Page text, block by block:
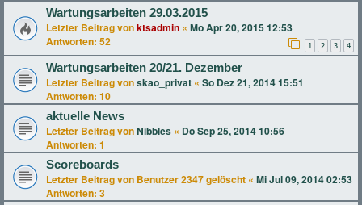
Wartungsarbeiten 29.03.2015
Letzter Beitrag vonktsadmin « Mo Apr 20, 2015 12:53
Antworten: 52 1 2 3 4
Wartungsarbeiten 20/21. Dezember
Letzter Beitrag vonskao_privat « So Dez 21, 2014 15:51
Antworten: 10
aktuelle News
Letzter Beitrag vonNibbles « Do Sep 25, 2014 10:56
Antworten: 1
Scoreboards
Letzter Beitrag von Benutzer 2347 gelöscht « Mi Jul 09, 2014 02:53
Antworten: 3